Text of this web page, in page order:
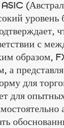
уровень
с
образом,
а
для
для